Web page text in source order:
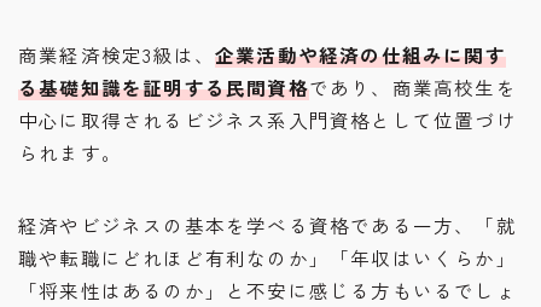
商業経済検定3級は、 企業活動や経済の仕組みに関す
る基礎知識を証明する民間資格であり、商業高校生を
中心に取得されるビジネス系入門資格として位置づけ
られます。
経済やビジネスの基本を学べる資格である一方、「就
職や転職にどれほど有利なのか」「年収はいくらか」
「将来性はあるのか」と不安に感じる方もいるでしょ